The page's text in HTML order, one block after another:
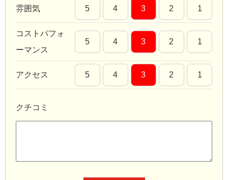
雰囲気 5 4 3 2 1
コストパフォ
ーマンス
5 4 3 2 1
アクセス 5 4 3 2 1
クチコミ